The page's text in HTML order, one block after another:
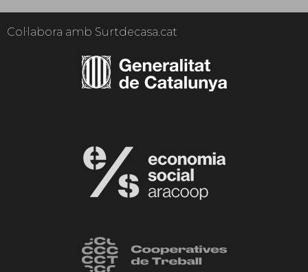
Col·labora amb Surtdecasa.cat